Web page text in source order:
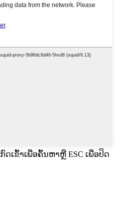
ກົດເຂົ້າເພື່ອຄົ້ນຫາຫຼື ESC ເພື່ອປິດ